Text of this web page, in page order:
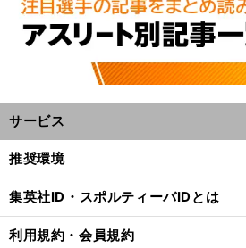
サービス
推奨環境
集英社ID・スポルティーバIDとは
利用規約・会員規約